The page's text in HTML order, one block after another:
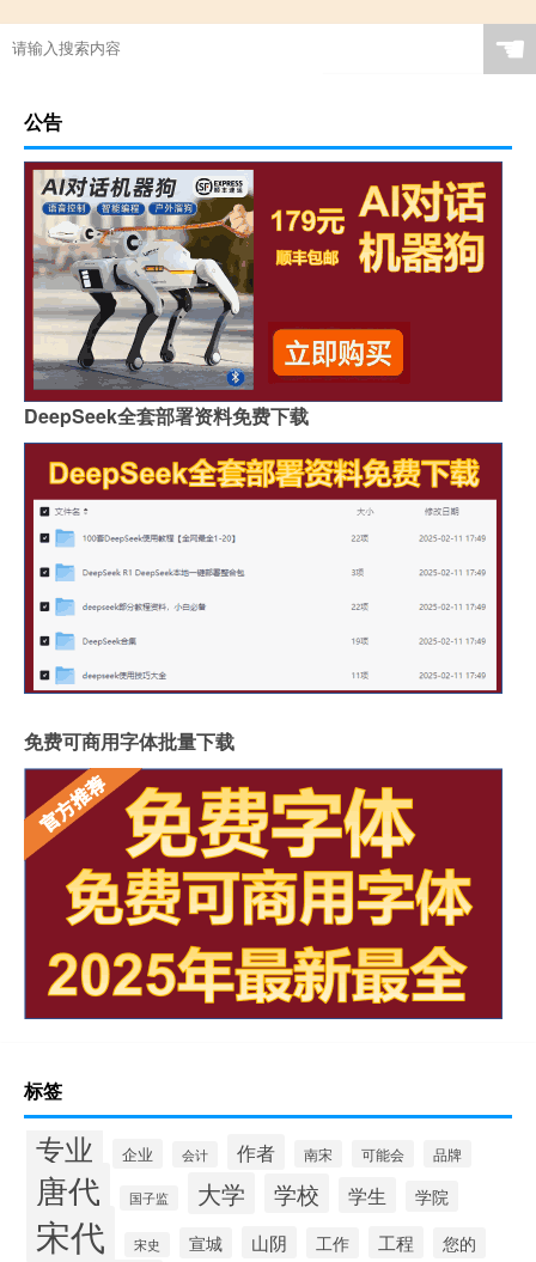
☚
公告
DeepSeek全套部署资料免费下载
免费可商用字体批量下载
标签
专业 企业 会计 作者 南宋 可能会 品牌
唐代 国子监 大学 学校 学生 学院
宋代 宋史 宣城 山阴 工作 工程 您的